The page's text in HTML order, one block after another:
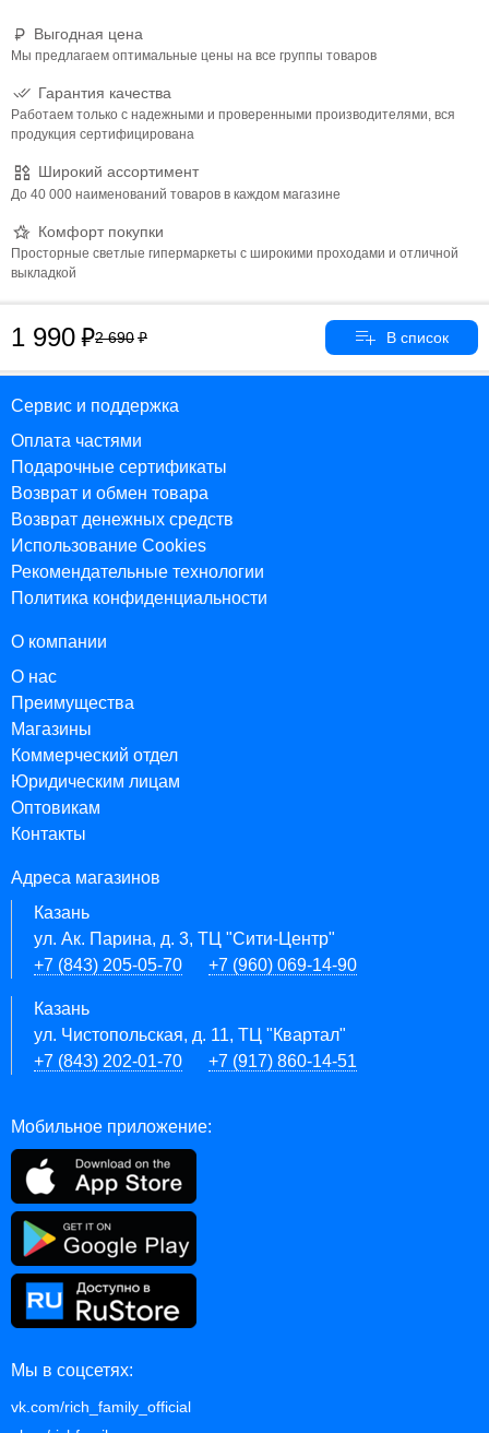
Выгодная цена
Мы предлагаем оптимальные цены на все группы товаров
Гарантия качества
Работаем только с надежными и проверенными производителями, вся
продукция сертифицирована
Широкий ассортимент
До 40 000 наименований товаров в каждом магазине
Комфорт покупки
Просторные светлые гипермаркеты с широкими проходами и отличной
выкладкой
1 990 2 690
Сервис и поддержка
Оплата частями
Подарочные сертификаты
Возврат и обмен товара
Возврат денежных средств
Использование Cookies
Рекомендательные технологии
Политика конфиденциальности
О компании
О нас
Преимущества
Магазины
Коммерческий отдел
Юридическим лицам
Оптовикам
Контакты
Адреса магазинов
Казань
ул. Ак. Парина, д. 3, ТЦ "Сити-Центр"
+7 (843) 205-05-70
+7 (960) 069-14-90
Казань
ул. Чистопольская, д. 11, ТЦ "Квартал"
+7 (843) 202-01-70
+7 (917) 860-14-51
Мобильное приложение:
Мы в соцсетях:
vk.com/rich_family_official